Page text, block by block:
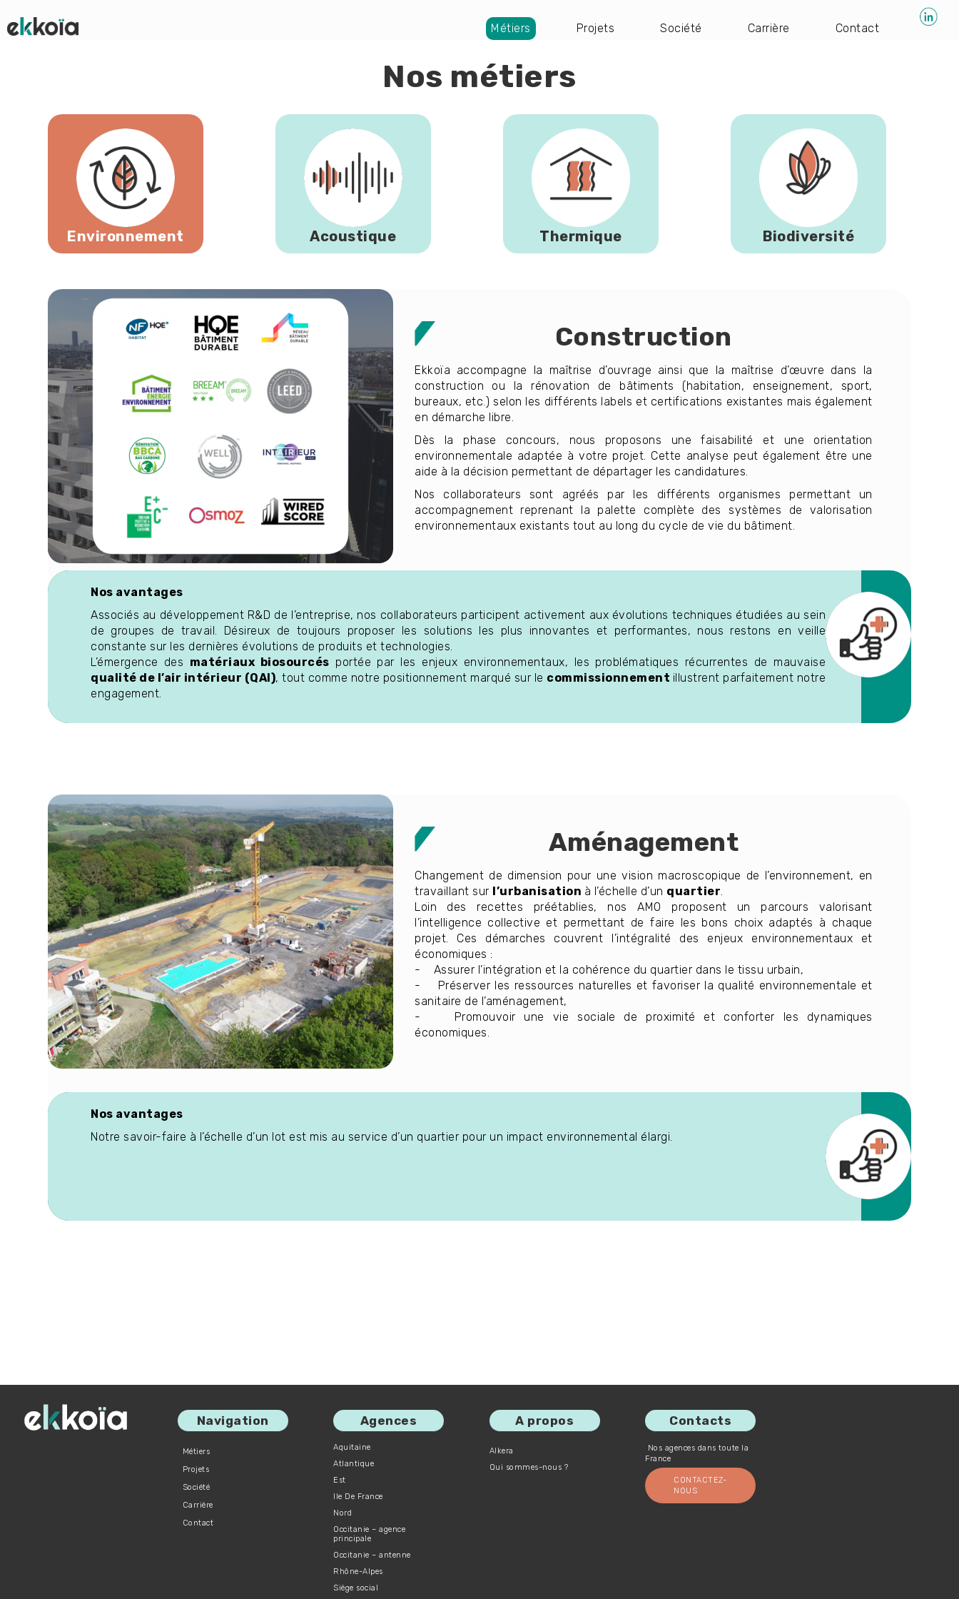
Navigation
principale
Métiers Projets Société Carrière Contact
Nos métiers
Environnement Acoustique Thermique Biodiversité
Construction
Ekkoïa accompagne la maîtrise d’ouvrage ainsi que la maîtrise d’œuvre dans la
construction ou la rénovation de bâtiments (habitation, enseignement, sport,
bureaux, etc.) selon les différents labels et certifications existantes mais également
en démarche libre.
Dès la phase concours, nous proposons une faisabilité et une orientation
environnementale adaptée à votre projet. Cette analyse peut également être une
aide à la décision permettant de départager les candidatures.
Nos collaborateurs sont agréés par les différents organismes permettant un
accompagnement reprenant la palette complète des systèmes de valorisation
environnementaux existants tout au long du cycle de vie du bâtiment.
Nos avantages
Associés au développement R&D de l’entreprise, nos collaborateurs participent activement aux évolutions techniques étudiées au sein
de groupes de travail. Désireux de toujours proposer les solutions les plus innovantes et performantes, nous restons en veille
constante sur les dernières évolutions de produits et technologies.
L’émergence des matériaux biosourcés portée par les enjeux environnementaux, les problématiques récurrentes de mauvaise
qualité de l’air intérieur (QAI), tout comme notre positionnement marqué sur le commissionnement illustrent parfaitement notre
engagement.
Aménagement
Changement de dimension pour une vision macroscopique de l’environnement, en
travaillant sur l’urbanisation à l’échelle d’un quartier
Loin des recettes préétablies, nos AMO proposent un parcours valorisant
l’intelligence collective et permettant de faire les bons choix adaptés à chaque
projet. Ces démarches couvrent l’intégralité des enjeux environnementaux et
économiques :
- Assurer l’intégration et la cohérence du quartier dans le tissu urbain,
- Préserver les ressources naturelles et favoriser la qualité environnementale et
sanitaire de l’aménagement,
- Promouvoir une vie sociale de proximité et conforter les dynamiques
économiques.
Nos avantages
Notre savoir-faire à l’échelle d’un lot est mis au service d’un quartier pour un impact environnemental élargi.
Navigation
Métiers
Projets
Société
Carrière
Contact
Agences
Aquitaine
Atlantique
Est
Ile De France
Nord
Occitanie – agence
principale
Occitanie – antenne
Rhône-Alpes
Siège social
A propos
Alkera
Qui sommes-nous ?
Contacts
Nos agences dans toute la
France
CONTACTEZ-
NOUS